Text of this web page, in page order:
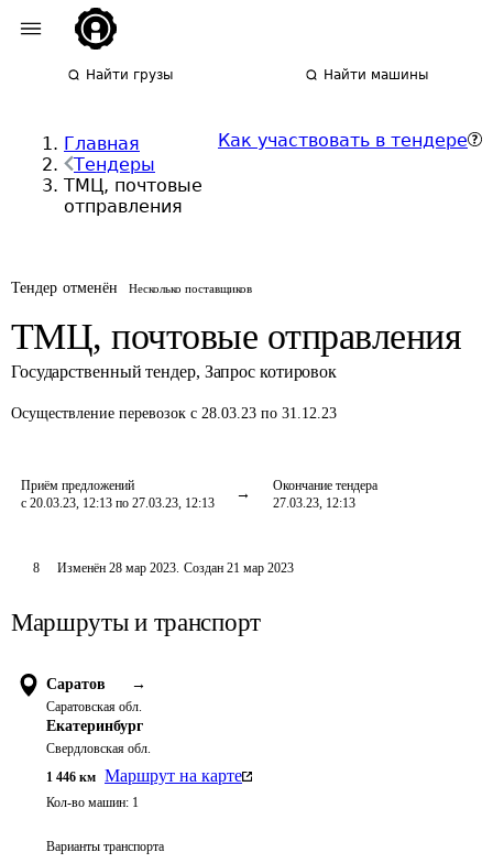
Найти грузы Найти машины
Главная
Тендеры
ТМЦ, почтовые
отправления
Как участвовать в тендере
Тендер отменён Несколько поставщиков
ТМЦ, почтовые отправления
Государственный тендер, Запрос котировок
Осуществление перевозок с 28.03.23 по 31.12.23
Приём предложений
с 20.03.23, 12:13 по 27.03.23, 12:13
Окончание тендера
27.03.23, 12:13
8 Изменён 28 мар 2023. Создан 21 мар 2023
Маршруты и транспорт
Саратов →
Саратовская обл.
Екатеринбург
Свердловская обл.
1 446 км Маршрут на карте
Кол-во машин: 1
Варианты транспорта